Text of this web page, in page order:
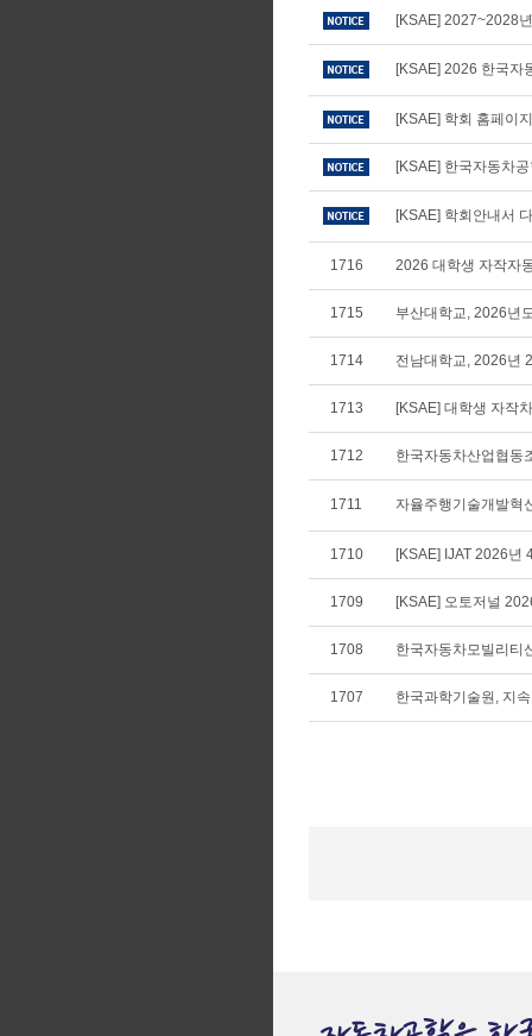
[KSAE] 2027~2028
[KSAE] 2026 한국자
[KSAE] 학회 홈페이
[KSAE] 한국자동차
[KSAE] 학회안내서
1716 2026 대학생 자작자
1715 부산대학교, 2026년
1714 전남대학교, 2026년
1713 [KSAE] 대학생 자작
1712 한국자동차산업협동
1711 자율주행기술개발혁
1710 [KSAE] IJAT 2026년
1709 [KSAE] 오토저널
1708 한국자동차모빌리티
1707 한국과학기술원, 지